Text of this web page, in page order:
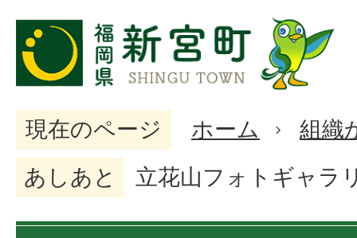
現在のページ ホーム
組織
あしあと
立花山フォトギャラ